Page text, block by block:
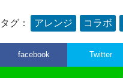
タグ： アレンジ コラボ
facebook Twitter